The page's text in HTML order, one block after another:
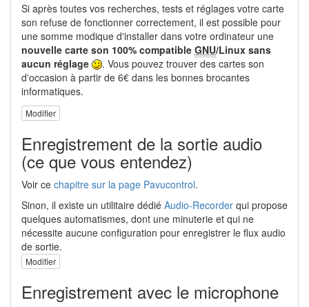
Si après toutes vos recherches, tests et réglages votre carte
son refuse de fonctionner correctement, il est possible pour
une somme modique d'installer dans votre ordinateur une
nouvelle carte son 100% compatible GNU/Linux sans
aucun réglage
. Vous pouvez trouver des cartes son
d'occasion à partir de 6€ dans les bonnes brocantes
informatiques.
Modifier
Enregistrement de la sortie audio
(ce que vous entendez)
Voir ce chapitre sur la page Pavucontrol.
Sinon, il existe un utilitaire dédié Audio-Recorder qui propose
quelques automatismes, dont une minuterie et qui ne
nécessite aucune configuration pour enregistrer le flux audio
de sortie.
Modifier
Enregistrement avec le microphone